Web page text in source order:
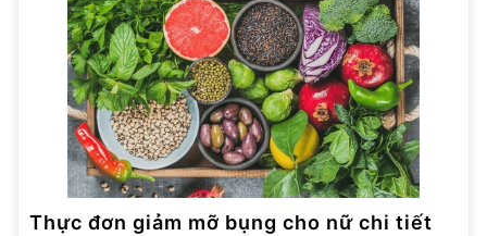
Thực đơn giảm mỡ bụng cho nữ chi tiết